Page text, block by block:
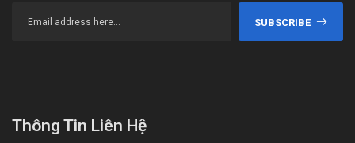
SUBSCRIBE
Thông Tin Liên Hệ